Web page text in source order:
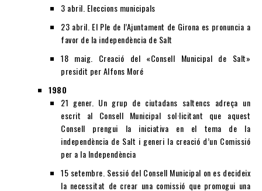
3 abril. Eleccions municipals
23 abril. El Ple de l’Ajuntament de Girona es pronuncia a
favor de la independència de Salt
18 maig. Creació del «Consell Municipal de Salt»
presidit per Alfons Moré
1980
21 gener. Un grup de ciutadans saltencs adreça un
escrit al Consell Municipal sol·licitant que aquest
Consell prengui la iniciativa en el tema de la
independència de Salt i generi la creació d’un Comissió
per a la Independència
15 setembre. Sessió del Consell Municipal on es decideix
la necessitat de crear una comissió que promogui una